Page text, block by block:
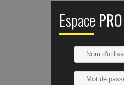
Espace PRO